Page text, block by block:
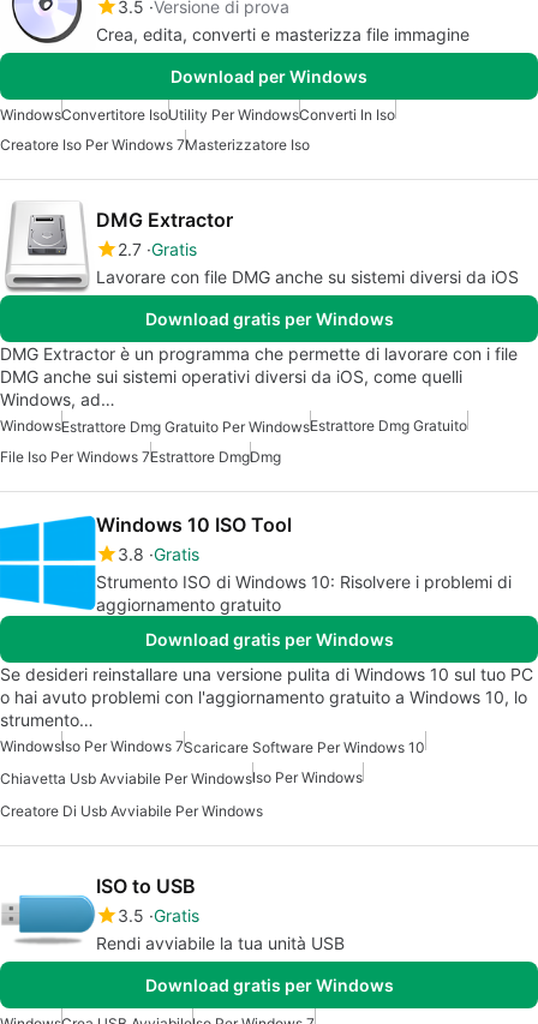
3.5 Versione di prova
Crea, edita, converti e masterizza file immagine
Download per Windows
WindowsConvertitore IsoUtility Per WindowsConverti In Iso
Creatore Iso Per Windows 7Masterizzatore Iso
DMG Extractor
2.7 Gratis
Lavorare con file DMG anche su sistemi diversi da iOS
Download gratis per Windows
DMG Extractor è un programma che permette di lavorare con i file
DMG anche sui sistemi operativi diversi da iOS, come quelli
Windows, ad…
WindowsEstrattore Dmg Gratuito Per WindowsEstrattore Dmg Gratuito
File Iso Per Windows 7Estrattore DmgDmg
Windows 10 ISO Tool
3.8 Gratis
Strumento ISO di Windows 10: Risolvere i problemi di
aggiornamento gratuito
Download gratis per Windows
Se desideri reinstallare una versione pulita di Windows 10 sul tuo PC
o hai avuto problemi con l'aggiornamento gratuito a Windows 10, lo
strumento…
WindowsIso Per Windows 7Scaricare Software Per Windows 10
Chiavetta Usb Avviabile Per WindowsIso Per Windows
Creatore Di Usb Avviabile Per Windows
ISO to USB
3.5 Gratis
Rendi avviabile la tua unità USB
Download gratis per Windows